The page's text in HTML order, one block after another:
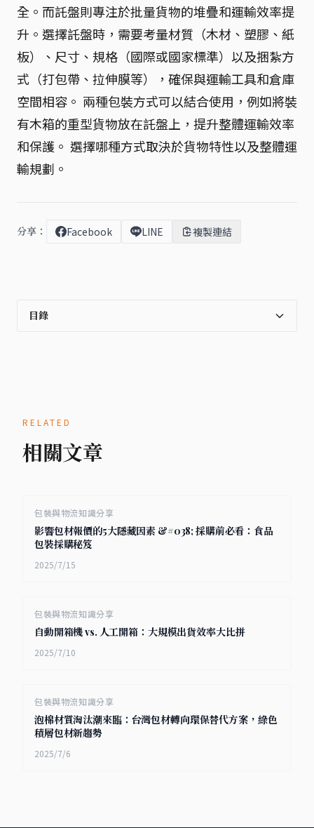
全。而託盤則專注於批量貨物的堆疊和運輸效率提
升。選擇託盤時，需要考量材質（木材、塑膠、紙
板）、尺寸、規格（國際或國家標準）以及捆紮方
式（打包帶、拉伸膜等），確保與運輸工具和倉庫
空間相容。 兩種包裝方式可以結合使用，例如將裝
有木箱的重型貨物放在託盤上，提升整體運輸效率
和保護。 選擇哪種方式取決於貨物特性以及整體運
輸規劃。
分享： Facebook LINE 複製連結
目錄
RELATED
相關文章
包裝與物流知識分享
影響包材報價的5大隱藏因素 &#038; 採購前必看：食品
包裝採購秘笈
2025/7/15
包裝與物流知識分享
自動開箱機 vs. 人工開箱：大規模出貨效率大比拼
2025/7/10
包裝與物流知識分享
泡棉材質淘汰潮來臨：台灣包材轉向環保替代方案，綠色
積層包材新趨勢
2025/7/6